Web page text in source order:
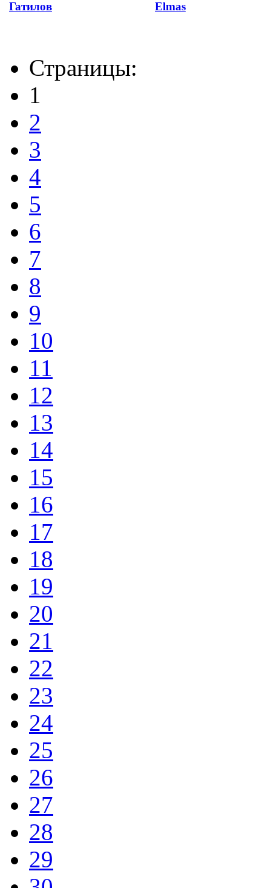
Гатилов Elmas
Страницы:
1
2
3
4
5
6
7
8
9
10
11
12
13
14
15
16
17
18
19
20
21
22
23
24
25
26
27
28
29